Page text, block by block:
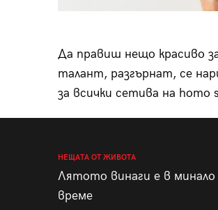
Да правиш нещо красиво
талант, разгърнат, се
за всички сетива на homo
НЕЩАТА ОТ ЖИВОТА
Лятото винаги е в минало
време